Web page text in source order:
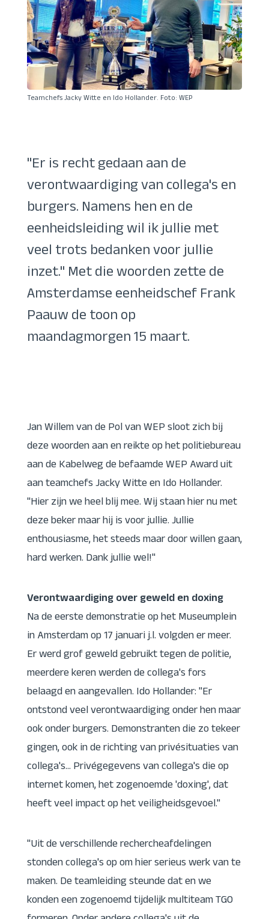
Teamchefs Jacky Witte en Ido Hollander. Foto: WEP
"Er is recht gedaan aan de
verontwaardiging van collega's en
burgers. Namens hen en de
eenheidsleiding wil ik jullie met
veel trots bedanken voor jullie
inzet." Met die woorden zette de
Amsterdamse eenheidschef Frank
Paauw de toon op
maandagmorgen 15 maart.
Jan Willem van de Pol van WEP sloot zich bij
deze woorden aan en reikte op het politiebureau
aan de Kabelweg de befaamde WEP Award uit
aan teamchefs Jacky Witte en Ido Hollander.
"Hier zijn we heel blij mee. Wij staan hier nu met
deze beker maar hij is voor jullie. Jullie
enthousiasme, het steeds maar door willen gaan,
hard werken. Dank jullie wel!"
Verontwaardiging over geweld en doxing
Na de eerste demonstratie op het Museumplein
in Amsterdam op 17 januari j.l. volgden er meer.
Er werd grof geweld gebruikt tegen de politie,
meerdere keren werden de collega's fors
belaagd en aangevallen. Ido Hollander: "Er
ontstond veel verontwaardiging onder hen maar
ook onder burgers. Demonstranten die zo tekeer
gingen, ook in de richting van privésituaties van
collega's... Privégegevens van collega's die op
internet komen, het zogenoemde 'doxing', dat
heeft veel impact op het veiligheidsgevoel."
"Uit de verschillende rechercheafdelingen
stonden collega's op om hier serieus werk van te
maken. De teamleiding steunde dat en we
konden een zogenoemd tijdelijk multiteam TGO